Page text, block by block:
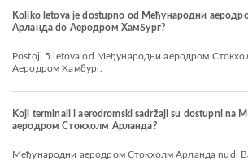
Koliko letova je dostupno od Међународни
Арланда do Аеродром Хамбург?
Postoji 5 letova od Међународни аеродром Стокхолм Арланда do
Аеродром Хамбург.
Koji terminali i aerodromski sadržaji su dostupni na
аеродром Стокхолм Арланда?
Међународни аеродром Стокхолм Арланда nudi Bankarske usluge /